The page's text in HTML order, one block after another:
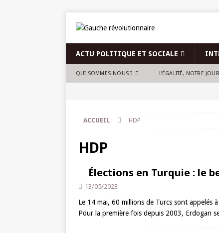
ACTU POLITIQUE ET SOCIALE
QUI SOMMES-NOUS ? L’ÉGALITÉ, NOTRE
ACCUEIL HDP
HDP
Élections en Turquie : le
13/05/2023
Le 14 mai, 60 millions de Turcs sont appelés
Pour la première fois depuis 2003, Erdogan